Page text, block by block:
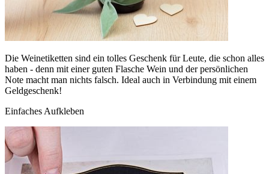
Die Weinetiketten sind ein tolles Geschenk für Leute, die schon alles
haben - denn mit einer guten Flasche Wein und der persönlichen
Note macht man nichts falsch. Ideal auch in Verbindung mit einem
Geldgeschenk!
Einfaches Aufkleben